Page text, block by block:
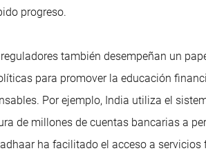
progreso.
también desempeñan un
para promover la educación
Por ejemplo, India utiliza el
de millones de cuentas bancarias a
ha facilitado el acceso a